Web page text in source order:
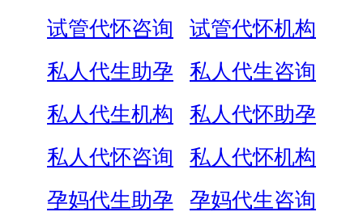
试管代怀咨询
试管代怀机构
私人代生助孕
私人代生咨询
私人代生机构
私人代怀助孕
私人代怀咨询
私人代怀机构
孕妈代生助孕
孕妈代生咨询